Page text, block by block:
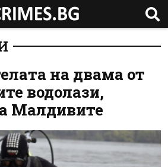
на двама от
водолази,
Малдивите